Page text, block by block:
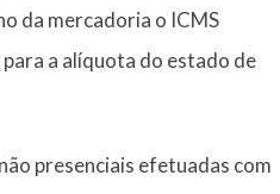
da mercadoria o ICMS
a alíquota do estado de
presenciais efetuadas com